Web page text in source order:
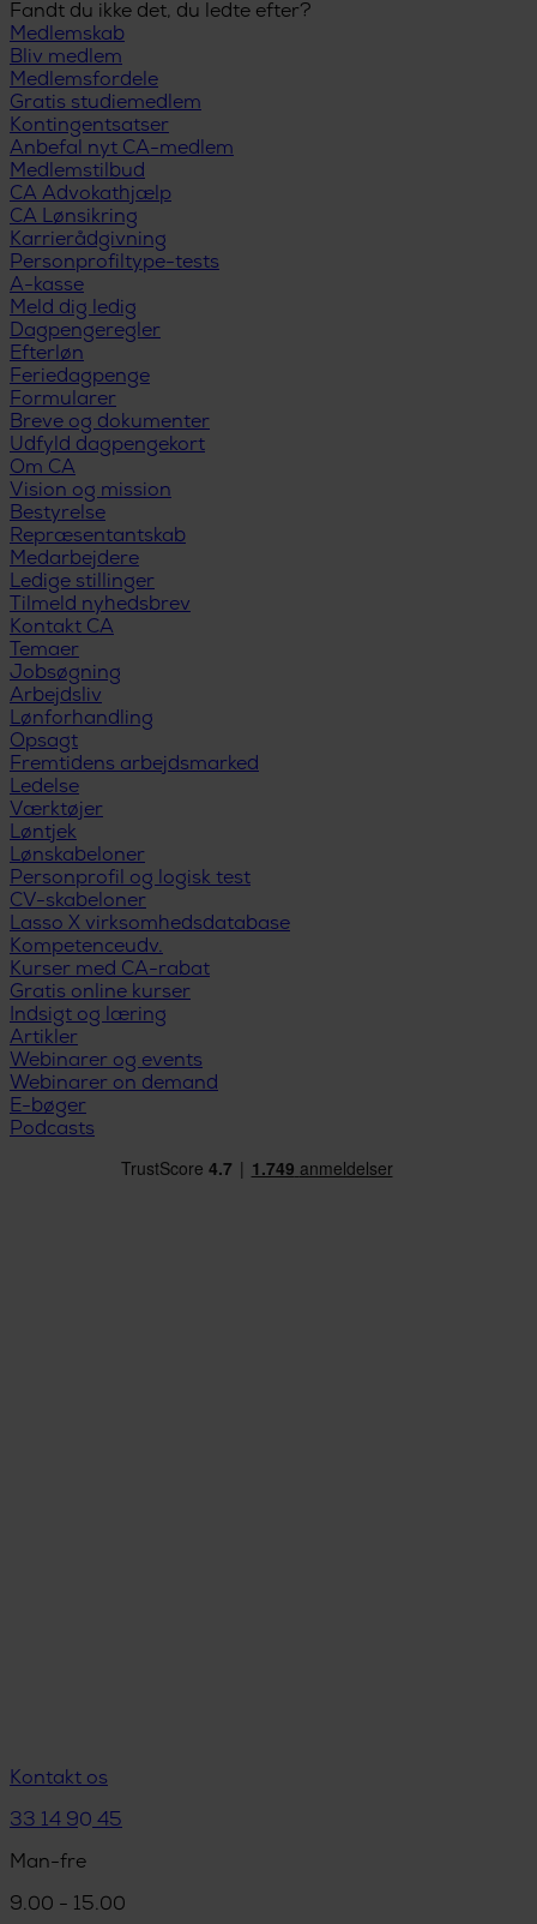
Fandt du ikke det, du ledte efter?
Medlemskab
Bliv medlem
Medlemsfordele
Gratis studiemedlem
Kontingentsatser
Anbefal nyt CA-medlem
Medlemstilbud
CA Advokathjælp
CA Lønsikring
Karrierådgivning
Personprofiltype-tests
A-kasse
Meld dig ledig
Dagpengeregler
Efterløn
Feriedagpenge
Formularer
Breve og dokumenter
Udfyld dagpengekort
Om CA
Vision og mission
Bestyrelse
Repræsentantskab
Medarbejdere
Ledige stillinger
Tilmeld nyhedsbrev
Kontakt CA
Temaer
Jobsøgning
Arbejdsliv
Lønforhandling
Opsagt
Fremtidens arbejdsmarked
Ledelse
Værktøjer
Løntjek
Lønskabeloner
Personprofil og logisk test
CV-skabeloner
Lasso X virksomhedsdatabase
Kompetenceudv.
Kurser med CA-rabat
Gratis online kurser
Indsigt og læring
Artikler
Webinarer og events
Webinarer on demand
E-bøger
Podcasts
Kontakt os
33 14 90 45
Man-fre
9.00 - 15.00